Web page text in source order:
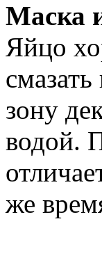
Маска
Яйцо
зону
водой.
же